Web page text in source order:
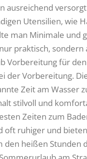
ausreichend
Utensilien, wie
man Minimale und
praktisch,
Vorbereitung für
der Vorbereitung.
Zeit am Wasser
stilvoll und
Zeiten zum
oft ruhiger und
den heißen Stunden